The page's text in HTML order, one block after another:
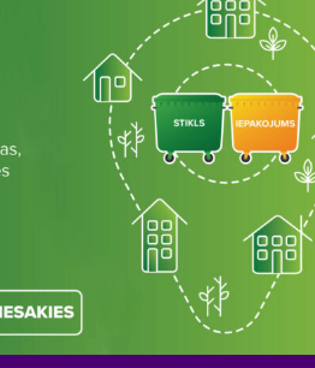
piekrītat personas datu apstrādei.